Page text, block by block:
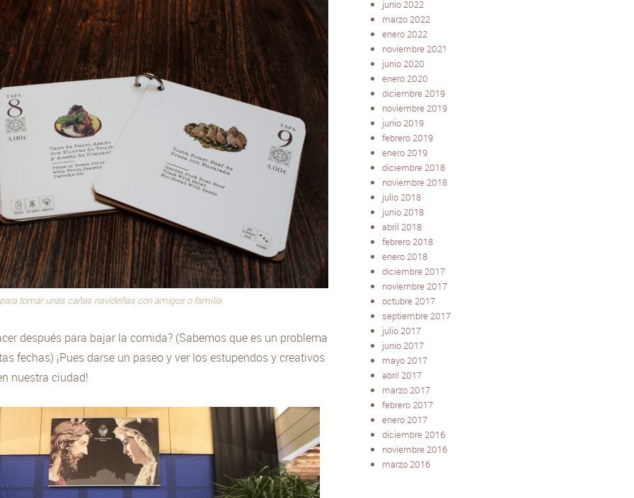
tomar unas cañas navideñas con amigos o familia
después para bajar la comida? (Sabemos que es un problema
fechas) ¡Pues darse un paseo y ver los estupendos y creativos
nuestra ciudad!
junio 2022
marzo 2022
enero 2022
noviembre 2021
junio 2020
enero 2020
diciembre 2019
noviembre 2019
junio 2019
febrero 2019
enero 2019
diciembre 2018
noviembre 2018
julio 2018
junio 2018
abril 2018
febrero 2018
enero 2018
diciembre 2017
noviembre 2017
octubre 2017
septiembre 2017
julio 2017
junio 2017
mayo 2017
abril 2017
marzo 2017
febrero 2017
enero 2017
diciembre 2016
noviembre 2016
marzo 2016